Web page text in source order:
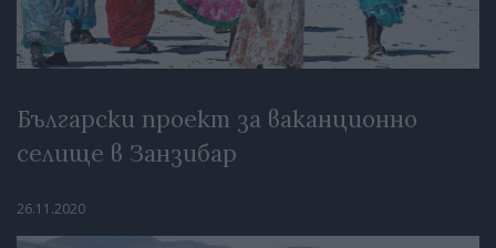
Български проект за ваканционно
селище в Занзибар
26.11.2020